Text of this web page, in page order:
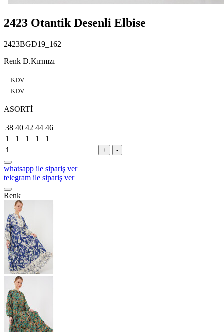
2423 Otantik Desenli Elbise
2423BGD19_162
Renk D.Kırmızı
+KDV
+KDV
ASORTİ
38 40 42 44 46
1
1 1 1 1
+ -
whatsapp ile sipariş ver
telegram ile sipariş ver
Renk